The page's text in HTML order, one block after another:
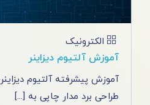
الکترونیک
آموزش آلتیوم دیزاینر
آموزش پیشرفته آلتیوم
طراحی برد مدار چاپی به [...]